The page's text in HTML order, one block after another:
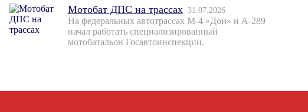
Мотобат ДПС на трассах 31.07.2026
На федеральных автотрассах М-4 «Дон» и А-289
начал работать специализированный
мотобатальон Госавтоинспекции.